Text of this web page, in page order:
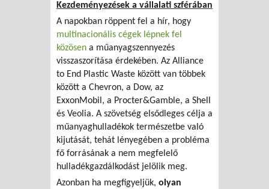
Kezdeményezések a vállalati szférában
A napokban röppent fel a hír, hogy
multinacionális cégek lépnek fel
közösen a műanyagszennyezés
visszaszorítása érdekében. Az Alliance
to End Plastic Waste között van többek
között a Chevron, a Dow, az
ExxonMobil, a Procter&Gamble, a Shell
és Veolia. A szövetség elsődleges célja a
műanyaghulladékok természetbe való
kijutását, tehát lényegében a probléma
fő forrásának a nem megfelelő
hulladékgazdálkodást jelölik meg.
Azonban ha megfigyeljük, olyan